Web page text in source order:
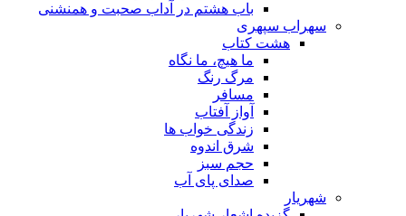
باب هشتم در آداب صحبت و همنشنى
سهراب سپهری
هشت کتاب
ما هیچ، ما نگاه
مرگ رنگ
مسافر
آواز آفتاب
زندگی خواب ها
شرق اندوه
حجم سبز
صدای پای آب
شهریار